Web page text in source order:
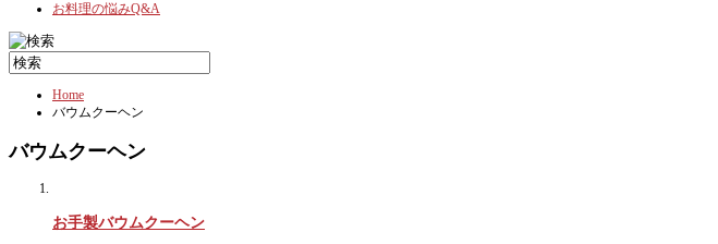
お料理の悩みQ&A
Home
バウムクーヘン
バウムクーヘン
お手製バウムクーヘン